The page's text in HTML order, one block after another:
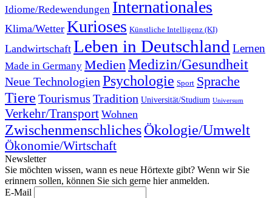
Idiome/Redewendungen Internationales
Klima/Wetter Kurioses Künstliche Intelligenz (KI)
Landwirtschaft Leben in Deutschland Lernen
Made in Germany Medien Medizin/Gesundheit
Neue Technologien Psychologie Sport Sprache
Tiere Tourismus Tradition Universität/Studium Universum
Verkehr/Transport Wohnen
ZwischenmenschlichesÖkologie/Umwelt
Ökonomie/Wirtschaft
Newsletter
Sie möchten wissen, wann es neue Hörtexte gibt? Wenn wir Sie
erinnern sollen, können Sie sich gerne hier anmelden.
E-Mail